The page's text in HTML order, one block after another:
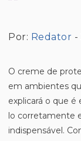
Por: Redator -
O creme de
em ambientes
explicará o que é
lo corretamente
indispensável.